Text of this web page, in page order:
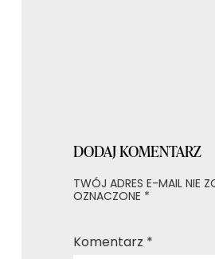
DODAJ KOMENTARZ
TWÓJ ADRES E-MAIL NIE
OZNACZONE *
Komentarz *